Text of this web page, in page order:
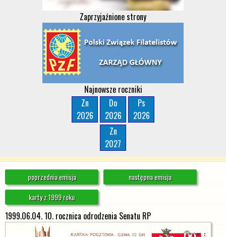
Zaprzyjaźnione strony
Najnowsze roczniki
Zn
2026
Do
2026
Ps
2026
Zn
2027
poprzednia emisja
następna emisja
karty z 1999 roku
1999.06.04. 10. rocznica odrodzenia Senatu RP